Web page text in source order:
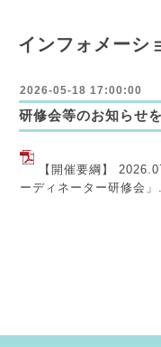
インフォメーシ
2026-05-18 17:00:00
研修会等のお知らせ
【開催要綱】
ーディネーター研修会